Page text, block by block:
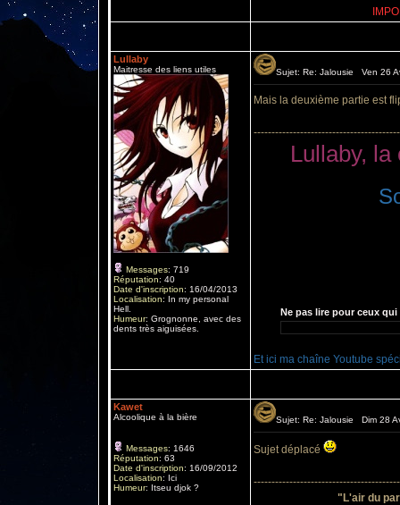
Lullaby
Maitresse des liens utiles
Messages: 719
Réputation: 40
Date d'inscription: 16/04/2013
Localisation: In my personal
Hell.
Humeur: Grognonne, avec des
dents très aiguisées.
Sujet: Re: Jalousie Ven 26
Mais la deuxième partie est
Lullaby,
Ne pas lire pour ceux
Et ici ma chaîne Youtube
Kawet
Alcoolique à la bière
Messages: 1646
Réputation: 63
Date d'inscription: 16/09/2012
Localisation: Ici
Humeur: Itseu djok ?
Sujet: Re: Jalousie Dim 28
Sujet déplacé
"L'air du